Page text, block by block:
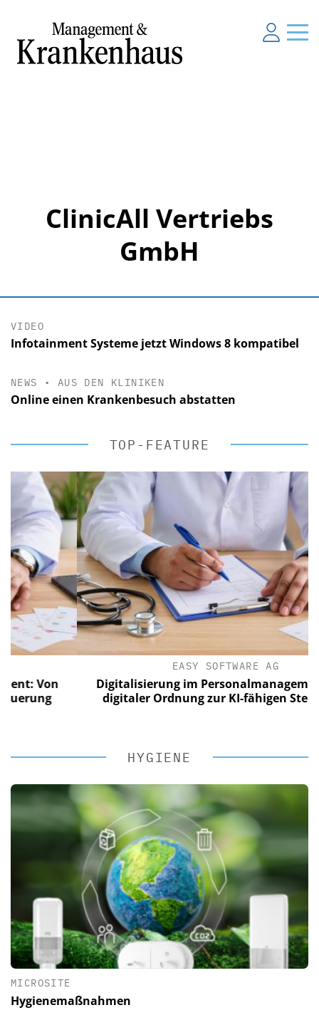
ClinicAll Vertriebs
GmbH
VIDEO
Infotainment Systeme jetzt Windows 8 kompatibel
NEWS • AUS DEN KLINIKEN
Online einen Krankenbesuch abstatten
TOP-FEATURE
EASY SOFTWARE AG
Digitalisierung im Personalmanagement:
digitaler Ordnung zur KI-fähigen Steuerung
HYGIENE
MICROSITE
Hygienemaßnahmen